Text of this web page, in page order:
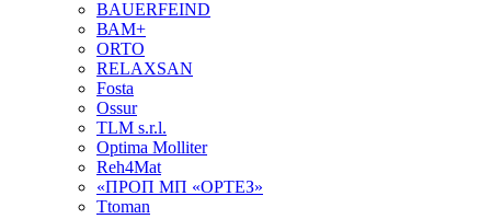
BAUERFEIND
ВАМ+
ORTO
RELAXSAN
Fosta
Ossur
TLM s.r.l.
Optima Molliter
Reh4Mat
«ПРОП МП «ОРТЕЗ»
Ttoman